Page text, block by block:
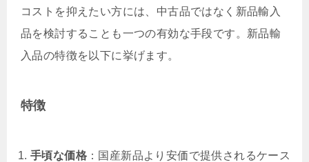
コストを抑えたい方には、中古品ではなく新品輸入
品を検討することも一つの有効な手段です。新品輸
入品の特徴を以下に挙げます。
特徴
手頃な価格 ：国産新品より安価で提供されるケース